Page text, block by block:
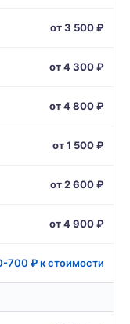
от 3 500 ₽
от 4 300 ₽
от 4 800 ₽
от 1 500 ₽
от 2 600 ₽
от 4 900 ₽
700 ₽ к стоимости